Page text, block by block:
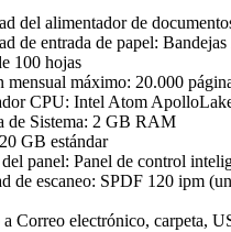
del alimentador de
de entrada de papel:
100 hojas
mensual máximo: 20.000
CPU: Intel Atom
de Sistema: 2 GB RAM
GB estándar
panel: Panel de control
de escaneo: SPDF 120 ipm
a Correo electrónico, carpeta,